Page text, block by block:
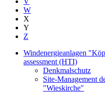
W
X
Y
Z
Windenergieanlagen
assessment (HTI)
Denkmalschutz
Site-Management
"Wieskirche"